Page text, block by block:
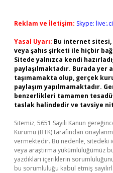
Reklam ve İletişim: Skype:
Yasal Uyarı: Bu internet
veya şahıs şirketi ile hiçbir
Sitede yalnızca kendi
paylaşılmaktadır. Burada
taşımamakta olup, gerçek
paylaşım yapılmamaktadır.
benzerlikleri tamamen
taslak halindedir ve tavsiye
Sitemiz, 5651 Sayılı Kanun
Kurumu (BTK) tarafından
vermektedir. Bu nedenle,
veya araştırma yükümlülüğümüz
yazdıkları içeriklerin
bu sorumluluğu kabul etmiş